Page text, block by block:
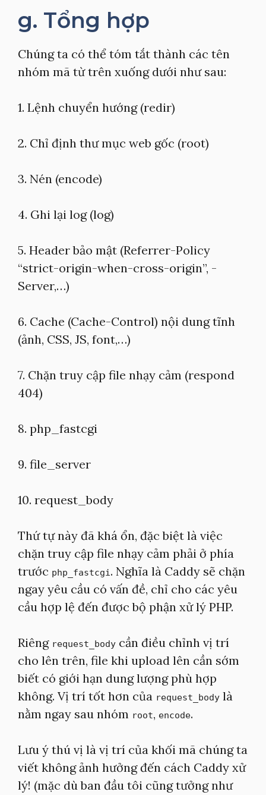
g. Tổng hợp
Chúng ta có thể tóm tắt thành các tên
nhóm mã từ trên xuống dưới như sau:
1. Lệnh chuyển hướng (redir)
2. Chỉ định thư mục web gốc (root)
3. Nén (encode)
4. Ghi lại log (log)
5. Header bảo mật (Referrer-Policy
“strict-origin-when-cross-origin”, -
Server,…)
6. Cache (Cache-Control) nội dung tĩnh
(ảnh, CSS, JS, font,…)
7. Chặn truy cập file nhạy cảm (respond
404)
8. php_fastcgi
9. file_server
10. request_body
Thứ tự này đã khá ổn, đặc biệt là việc
chặn truy cập file nhạy cảm phải ở phía
trước php_fastcgi. Nghĩa là Caddy sẽ chặn
ngay yêu cầu có vấn đề, chỉ cho các yêu
cầu hợp lệ đến được bộ phận xử lý PHP.
Riêng request_body cần điều chỉnh vị trí
cho lên trên, file khi upload lên cần sớm
biết có giới hạn dung lượng phù hợp
không. Vị trí tốt hơn của request_body là
nằm ngay sau nhóm root, encode.
Lưu ý thú vị là vị trí của khối mã chúng ta
viết không ảnh hưởng đến cách Caddy xử
lý! (mặc dù ban đầu tôi cũng tưởng như